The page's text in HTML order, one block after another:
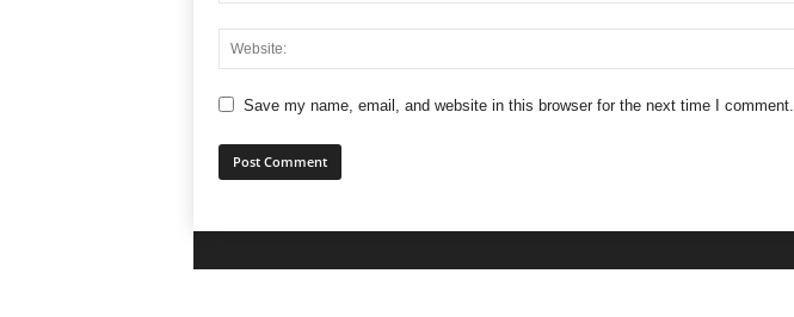
Save my name, email, and website in this browser for the next time I comment.